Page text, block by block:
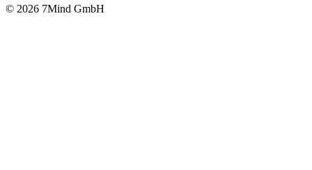
© 2026 7Mind GmbH